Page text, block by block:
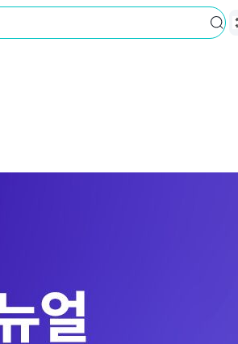
공지사항